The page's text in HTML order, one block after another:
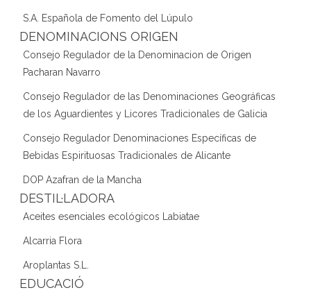
S.A. Española de Fomento del Lúpulo
DENOMINACIONS ORIGEN
Consejo Regulador de la Denominacion de Origen
Pacharan Navarro
Consejo Regulador de las Denominaciones Geográficas
de los Aguardientes y Licores Tradicionales de Galicia
Consejo Regulador Denominaciones Específicas de
Bebidas Espirituosas Tradicionales de Alicante
DOP Azafran de la Mancha
DESTIL·LADORA
Aceites esenciales ecológicos Labiatae
Alcarria Flora
Aroplantas S.L.
EDUCACIÓ